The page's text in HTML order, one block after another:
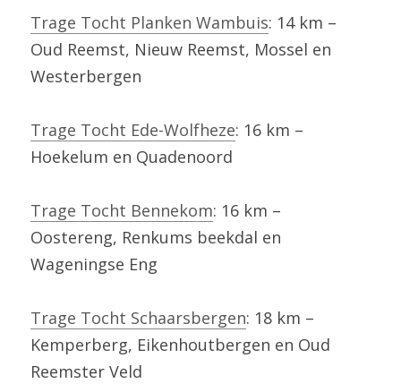
Trage Tocht Planken Wambuis: 14 km –
Oud Reemst, Nieuw Reemst, Mossel en
Westerbergen
Trage Tocht Ede-Wolfheze: 16 km –
Hoekelum en Quadenoord
Trage Tocht Bennekom: 16 km –
Oostereng, Renkums beekdal en
Wageningse Eng
Trage Tocht Schaarsbergen: 18 km –
Kemperberg, Eikenhoutbergen en Oud
Reemster Veld